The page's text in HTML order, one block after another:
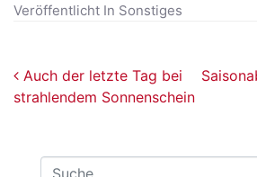
Veröffentlicht In Sonstiges
Beitragsnavigation
Auch der letzte Tag bei
strahlendem Sonnenschein
Suche